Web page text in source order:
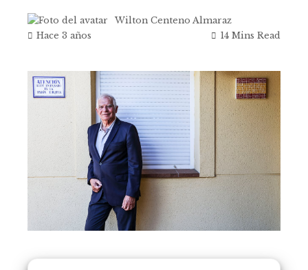
Wilton Centeno Almaraz
Hace 3 años
14 Mins Read